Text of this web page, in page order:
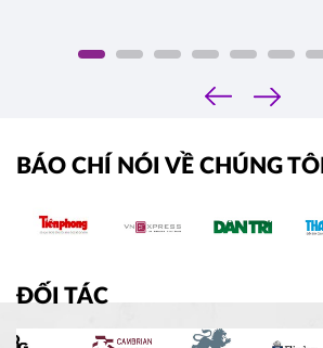
‹
›
BÁO CHÍ NÓI VỀ CHÚNG TÔI
ĐỐI TÁC